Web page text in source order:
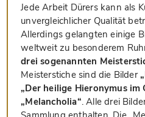
Jede Arbeit Dürers kann als
unvergleichlicher Qualität
Allerdings gelangten einige
weltweit zu besonderem
drei sogenannten
Meisterstiche sind die Bilder
„Der heilige Hieronymus im
„Melancholia“. Alle drei